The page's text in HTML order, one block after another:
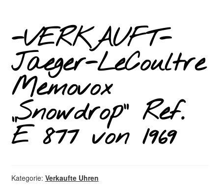
-VERKAUFT-
Jaeger-LeCoultre
Memovox
„Snowdrop“ Ref.
E 877 von 1969
Kategorie: Verkaufte Uhren